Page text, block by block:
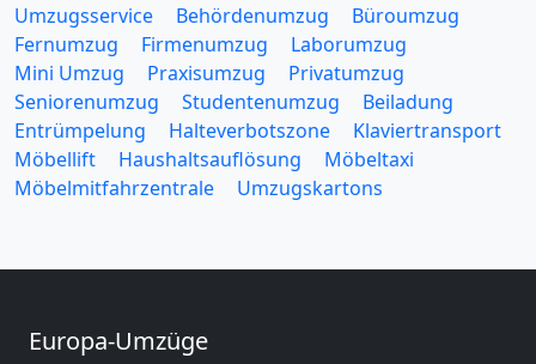
Umzugsservice Behördenumzug
Büroumzug
Fernumzug
Firmenumzug
Laborumzug
Mini Umzug
Praxisumzug
Privatumzug
Seniorenumzug
Studentenumzug
Beiladung
Entrümpelung
Halteverbotszone
Klaviertransport
Möbellift
Haushaltsauflösung
Möbeltaxi
Möbelmitfahrzentrale
Umzugskartons
Europa-Umzüge